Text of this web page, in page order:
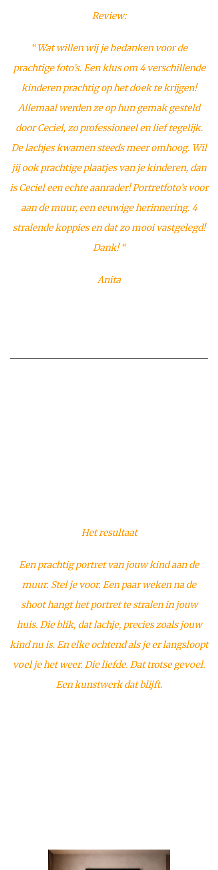
Review:
“ Wat willen wij je bedanken voor de
prachtige foto’s. Een klus om 4 verschillende
kinderen prachtig op het doek te krijgen!
Allemaal werden ze op hun gemak gesteld
door Ceciel, zo professioneel en lief tegelijk.
De lachjes kwamen steeds meer omhoog. Wil
jij ook prachtige plaatjes van je kinderen, dan
is Ceciel een echte aanrader! Portretfoto’s voor
aan de muur, een eeuwige herinnering. 4
stralende koppies en dat zo mooi vastgelegd!
Dank! “
Anita
Het resultaat
Een prachtig portret van jouw kind aan de
muur. Stel je voor. Een paar weken na de
shoot hangt het portret te stralen in jouw
huis. Die blik, dat lachje, precies zoals jouw
kind nu is. En elke ochtend als je er langsloopt
voel je het weer. Die liefde. Dat trotse gevoel.
Een kunstwerk dat blijft.